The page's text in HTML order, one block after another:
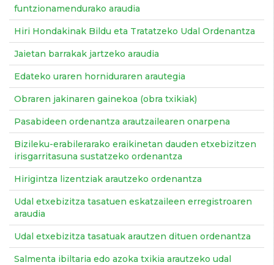
funtzionamendurako araudia
Hiri Hondakinak Bildu eta Tratatzeko Udal Ordenantza
Jaietan barrakak jartzeko araudia
Edateko uraren horniduraren arautegia
Obraren jakinaren gainekoa (obra txikiak)
Pasabideen ordenantza arautzailearen onarpena
Bizileku-erabilerarako eraikinetan dauden etxebizitzen
irisgarritasuna sustatzeko ordenantza
Hirigintza lizentziak arautzeko ordenantza
Udal etxebizitza tasatuen eskatzaileen erregistroaren
araudia
Udal etxebizitza tasatuak arautzen dituen ordenantza
Salmenta ibiltaria edo azoka txikia arautzeko udal